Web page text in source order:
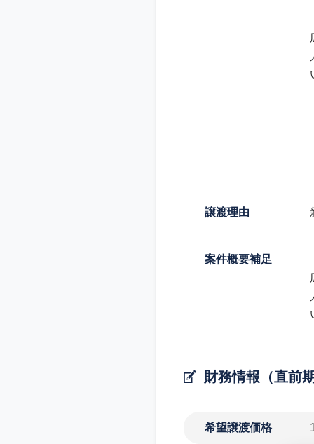
譲渡理由
案件概要補足
財務情報（直前
希望譲渡価格